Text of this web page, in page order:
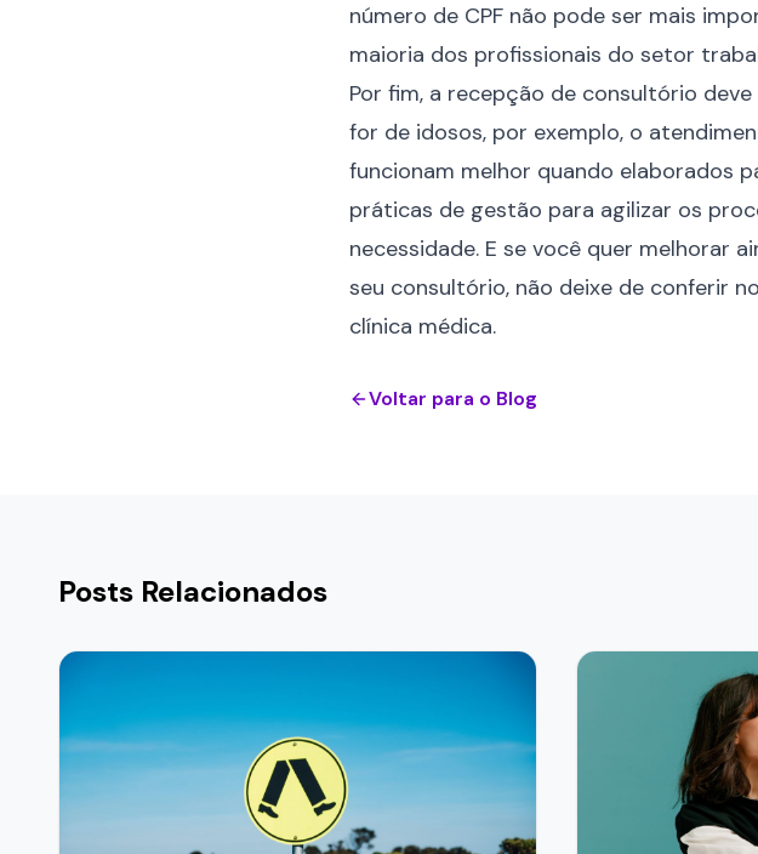
número de CPF não pode ser mais
maioria dos profissionais do setor
Por fim, a recepção de consultório
for de idosos, por exemplo, o
funcionam melhor quando elaborados
práticas de gestão para agilizar os
necessidade. E se você quer melhorar
seu consultório, não deixe de conferir
clínica médica.
Voltar para o Blog
Posts Relacionados